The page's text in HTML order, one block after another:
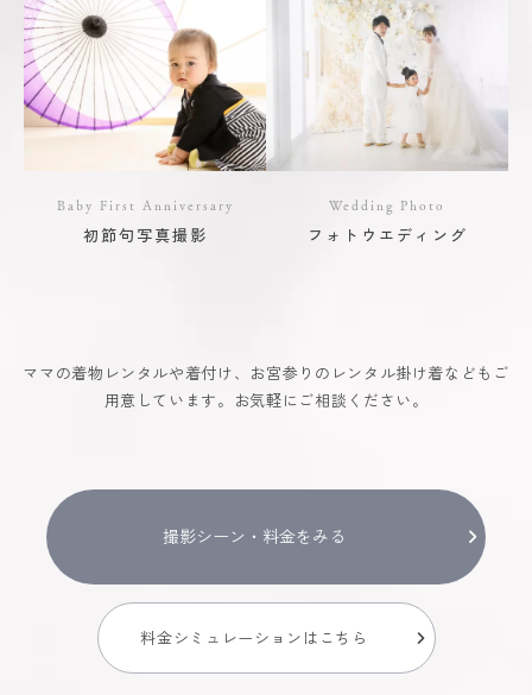
Baby First Anniversary
初節句写真撮影
Wedding Photo
フォトウエディング
ママの着物レンタルや着付け、お宮参りのレンタル掛け着などもご
用意しています。お気軽にご相談ください。
撮影シーン・料金をみる
料金シミュレーションはこちら